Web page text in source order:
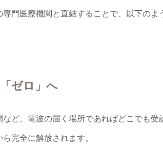
門医療機関と直結することで、以下のよ
ゼロ」へ
ど、電波の届く場所であればどこでも
完全に解放されます。